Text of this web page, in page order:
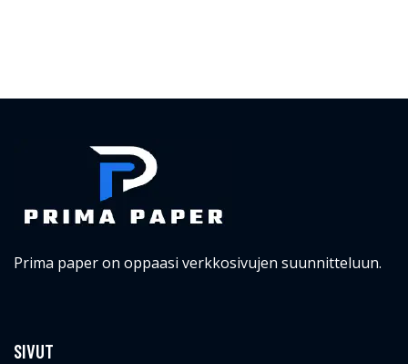
Prima paper on oppaasi verkkosivujen suunnitteluun.
SIVUT